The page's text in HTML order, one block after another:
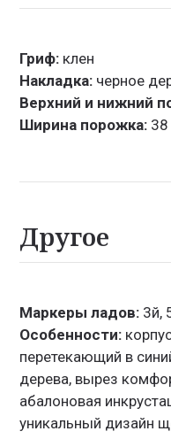
Гриф: клен
Накладка: черное
Верхний и нижний
Ширина порожка:
Другое
Маркеры ладов: 3й,
Особенности:
перетекающий в
дерева, вырез
абалоновая
уникальный дизайн